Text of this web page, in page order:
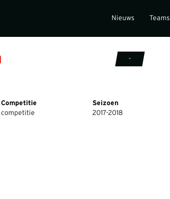
Nieuws Teams
-
Competitie
Seizoen
competitie 2017-2018